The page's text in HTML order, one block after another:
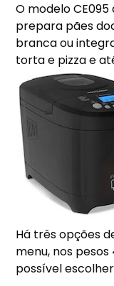
O modelo
prepara pães
branca ou
torta e pizza e
Há três opções
menu, nos
possível